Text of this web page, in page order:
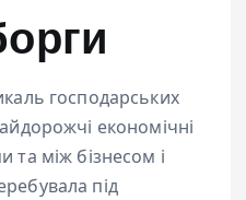
господарських
економічні
та між бізнесом і
під